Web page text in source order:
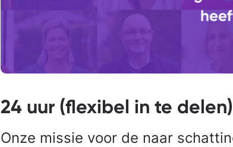
24 uur (flexibel in te
Onze missie voor de naar